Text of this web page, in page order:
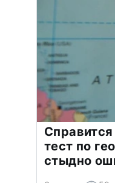
тест по
стыдно